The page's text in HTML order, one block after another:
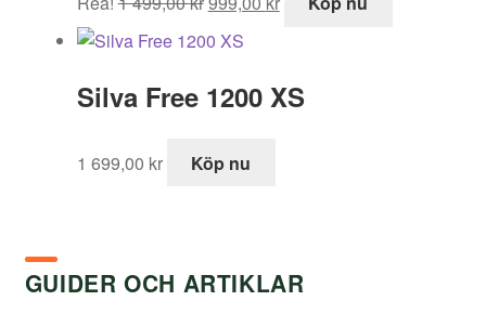
ursprungliga
priset
1
nuvarande
999,00 kr.
Silva Free 1200 XS
1 699,00 kr Köp nu
GUIDER OCH ARTIKLAR